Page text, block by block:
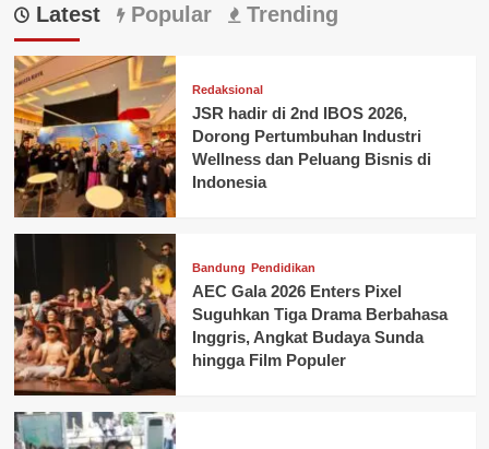
Latest Popular Trending
Redaksional
JSR hadir di 2nd IBOS 2026,
Dorong Pertumbuhan Industri
Wellness dan Peluang Bisnis di
Indonesia
Bandung Pendidikan
AEC Gala 2026 Enters Pixel
Suguhkan Tiga Drama Berbahasa
Inggris, Angkat Budaya Sunda
hingga Film Populer